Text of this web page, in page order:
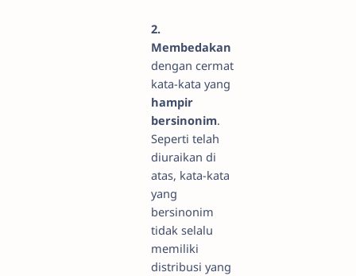
2.
Membedakan
dengan cermat
kata-kata yang
hampir
bersinonim.
Seperti telah
diuraikan di
atas, kata-kata
yang
bersinonim
tidak selalu
memiliki
distribusi yang